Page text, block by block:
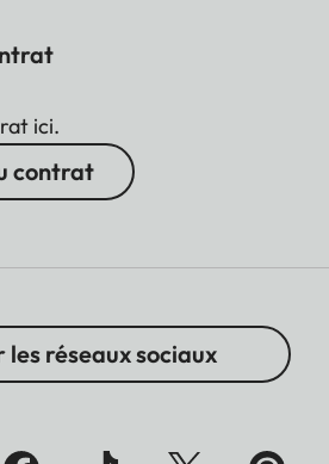
ici.
contrat
les réseaux sociaux